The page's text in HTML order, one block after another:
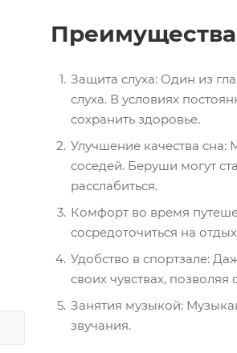
Защита слуха: Один из
слуха. В условиях
сохранить здоровье.
Улучшение качества
соседей. Беруши могут
расслабиться.
Комфорт во время
сосредоточиться на
Удобство в спортзале:
своих чувствах, позволяя
Занятия музыкой:
звучания.